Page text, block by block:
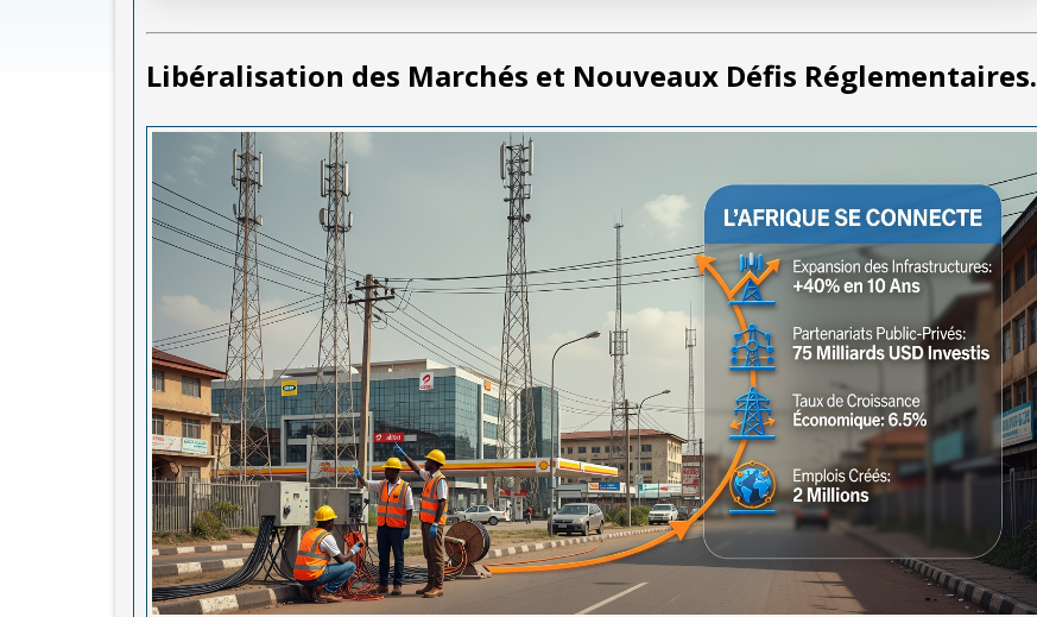
Libéralisation des Marchés et Nouveaux Défis Réglementaires.